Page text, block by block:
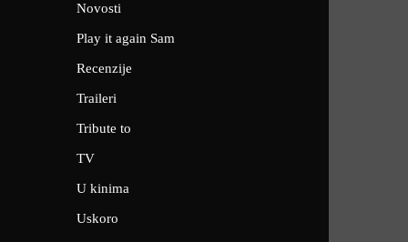
Novosti
Play it again Sam
Recenzije
Traileri
Tribute to
TV
U kinima
Uskoro